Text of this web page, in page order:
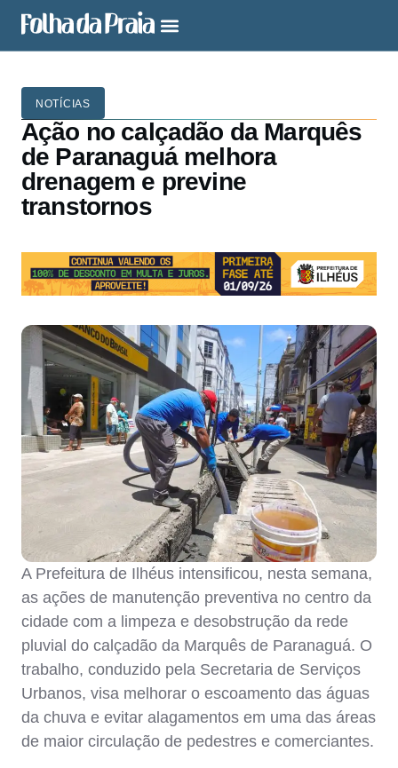
NOTÍCIAS
Ação no calçadão da Marquês
de Paranaguá melhora
drenagem e previne
transtornos
A Prefeitura de Ilhéus intensificou, nesta semana,
as ações de manutenção preventiva no centro da
cidade com a limpeza e desobstrução da rede
pluvial do calçadão da Marquês de Paranaguá. O
trabalho, conduzido pela Secretaria de Serviços
Urbanos, visa melhorar o escoamento das águas
da chuva e evitar alagamentos em uma das áreas
de maior circulação de pedestres e comerciantes.